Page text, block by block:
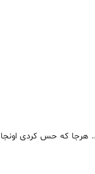
هرجا که حس کردی اونجا